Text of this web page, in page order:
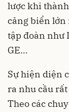
lược khi
cảng biển lớn
tập đoàn như
GE…
Sự hiện diện
ra nhu cầu
Theo các